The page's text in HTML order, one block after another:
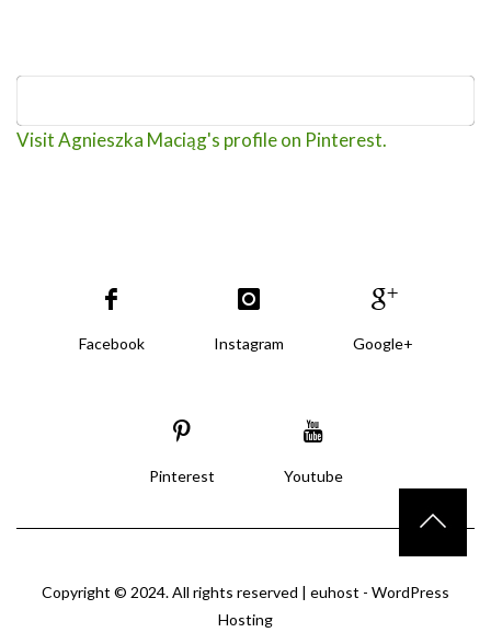
Visit Agnieszka Maciąg's profile on Pinterest.
Facebook Instagram Google+
Pinterest Youtube
Copyright © 2024. All rights reserved | euhost - WordPress
Hosting